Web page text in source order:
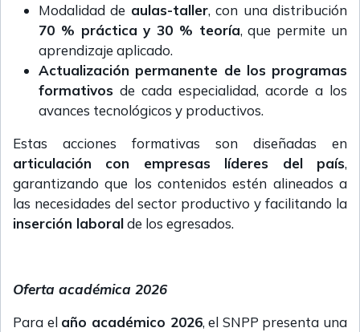
Modalidad de aulas-taller, con una distribución
70 % práctica y 30 % teoría, que permite un
aprendizaje aplicado.
Actualización permanente de los programas
formativos de cada especialidad, acorde a los
avances tecnológicos y productivos.
Estas acciones formativas son diseñadas en
articulación con empresas líderes del país,
garantizando que los contenidos estén alineados a
las necesidades del sector productivo y facilitando la
inserción laboralde los egresados.
Oferta académica 2026
Para el año académico 2026, el SNPP presenta una